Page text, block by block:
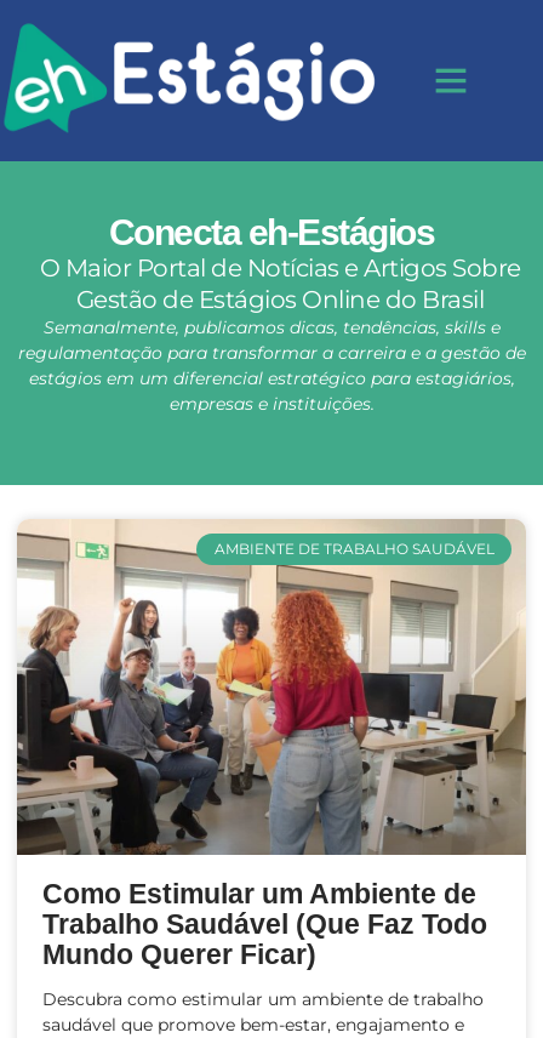
Conecta eh-Estágios
O Maior Portal de Notícias e Artigos Sobre
Gestão de Estágios Online do Brasil
Semanalmente, publicamos dicas, tendências, skills e
regulamentação para transformar a carreira e a gestão de
estágios em um diferencial estratégico para estagiários,
empresas e instituições.
AMBIENTE DE TRABALHO SAUDÁVEL
Como Estimular um Ambiente de
Trabalho Saudável (Que Faz Todo
Mundo Querer Ficar)
Descubra como estimular um ambiente de trabalho
saudável que promove bem-estar, engajamento e